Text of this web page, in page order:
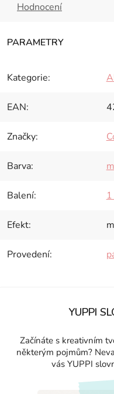
Hodnocení
Kategorie:
EAN:
Značky:
Barva:
Balení:
Efekt:
Provedení:
YUPPI
Začínáte s kreativním
některým pojmům?
vás YUPPI